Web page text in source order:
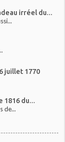
irréel du...
juillet 1770
1816 du...
de...